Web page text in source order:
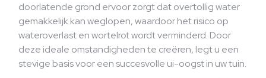
doorlatende grond ervoor zorgt dat overtollig water
gemakkelijk kan weglopen, waardoor het risico op
wateroverlast en wortelrot wordt verminderd. Door
deze ideale omstandigheden te creëren, legt u een
stevige basis voor een succesvolle ui-oogst in uw tuin.